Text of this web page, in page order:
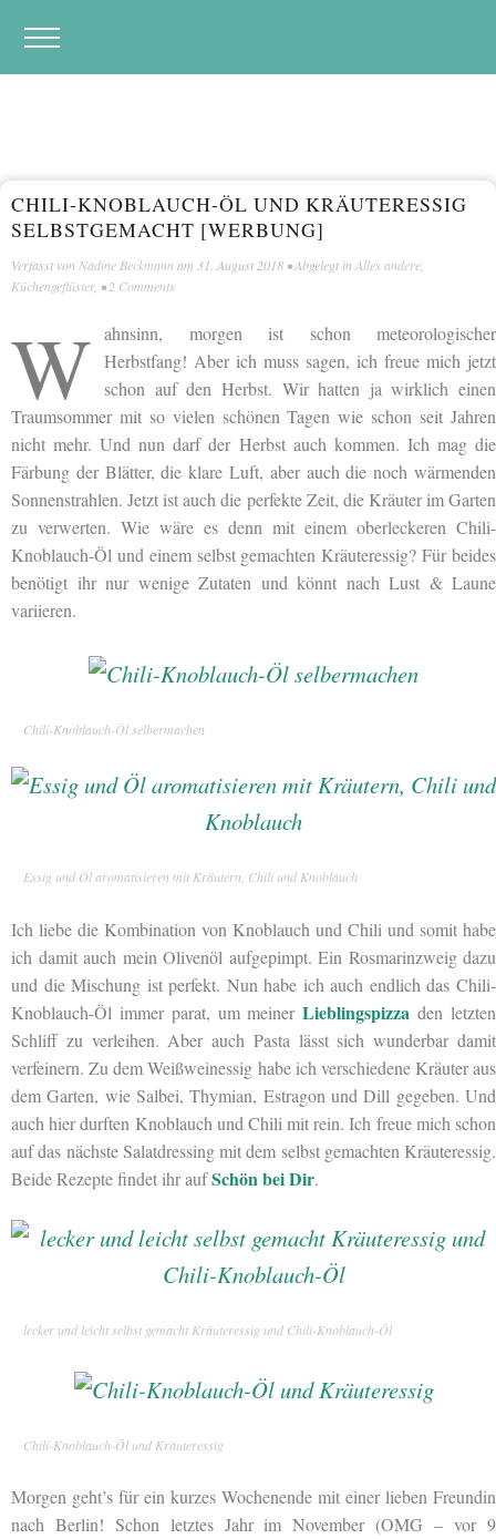
CHILI-KNOBLAUCH-ÖL UND KRÄUTERESSIG
SELBSTGEMACHT [WERBUNG]
Verfasst von Nadine Beckmann am 31. August 2018 • Abgelegt in Alles andere
Küchengeflüster, •2 Comments
W ahnsinn, morgen ist schon meteorologischer
Herbstfang! Aber ich muss sagen, ich freue mich jetzt
schon auf den Herbst. Wir hatten ja wirklich einen
Traumsommer mit so vielen schönen Tagen wie schon seit Jahren
nicht mehr. Und nun darf der Herbst auch kommen. Ich mag die
Färbung der Blätter, die klare Luft, aber auch die noch wärmenden
Sonnenstrahlen. Jetzt ist auch die perfekte Zeit, die Kräuter im Garten
zu verwerten. Wie wäre es denn mit einem oberleckeren Chili-
Knoblauch-Öl und einem selbst gemachten Kräuteressig? Für beides
benötigt ihr nur wenige Zutaten und könnt nach Lust & Laune
variieren.
Chili-Knoblauch-Öl selbermachen
Essig und Öl aromatisieren mit Kräutern, Chili und Knoblauch
Ich liebe die Kombination von Knoblauch und Chili und somit habe
ich damit auch mein Olivenöl aufgepimpt. Ein Rosmarinzweig dazu
und die Mischung ist perfekt. Nun habe ich auch endlich das Chili-
Knoblauch-Öl immer parat, um meinerLieblingspizza den letzten
Schliff zu verleihen. Aber auch Pasta lässt sich wunderbar damit
verfeinern. Zu dem Weißweinessig habe ich verschiedene Kräuter aus
dem Garten, wie Salbei, Thymian, Estragon und Dill gegeben. Und
auch hier durften Knoblauch und Chili mit rein. Ich freue mich schon
auf das nächste Salatdressing mit dem selbst gemachten Kräuteressig.
Beide Rezepte findet ihr aufSchön bei Dir.
lecker und leicht selbst gemacht Kräuteressig und Chili-Knoblauch-Öl
Chili-Knoblauch-Öl und Kräuteressig
Morgen geht’s für ein kurzes Wochenende mit einer lieben Freundin
nach Berlin! Schon letztes Jahr im November (OMG – vor 9